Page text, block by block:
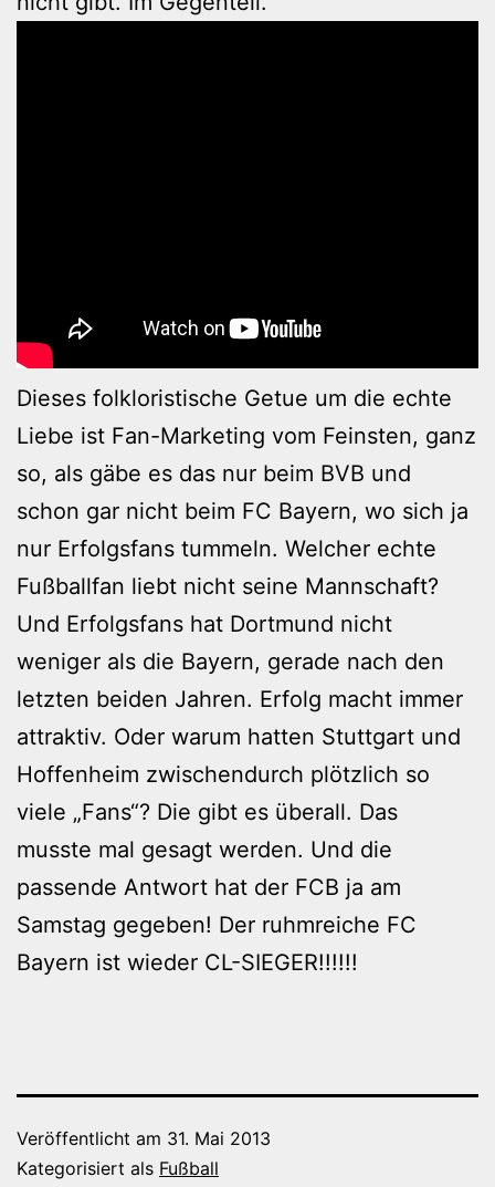
Dieses folkloristische Getue um die echte
Liebe ist Fan-Marketing vom Feinsten, ganz
so, als gäbe es das nur beim BVB und
schon gar nicht beim FC Bayern, wo sich ja
nur Erfolgsfans tummeln. Welcher echte
Fußballfan liebt nicht seine Mannschaft?
Und Erfolgsfans hat Dortmund nicht
weniger als die Bayern, gerade nach den
letzten beiden Jahren. Erfolg macht immer
attraktiv. Oder warum hatten Stuttgart und
Hoffenheim zwischendurch plötzlich so
viele „Fans“? Die gibt es überall. Das
musste mal gesagt werden. Und die
passende Antwort hat der FCB ja am
Samstag gegeben! Der ruhmreiche FC
Bayern ist wieder CL-SIEGER!!!!!!
Veröffentlicht am 31. Mai 2013
Kategorisiert als Fußball